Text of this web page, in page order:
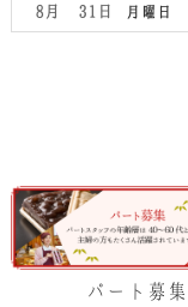
月曜日
8月 31
パート募集